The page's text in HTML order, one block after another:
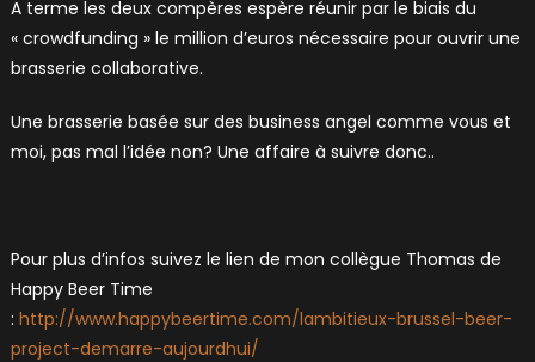
A terme les deux compères espère réunir par le biais du
« crowdfunding » le million d’euros nécessaire pour ouvrir une
brasserie collaborative.
Une brasserie basée sur des business angel comme vous et
moi, pas mal l’idée non? Une affaire à suivre donc..
Pour plus d’infos suivez le lien de mon collègue Thomas de
Happy Beer Time
: http://www.happybeertime.com/lambitieux-brussel-beer-
project-demarre-aujourdhui/